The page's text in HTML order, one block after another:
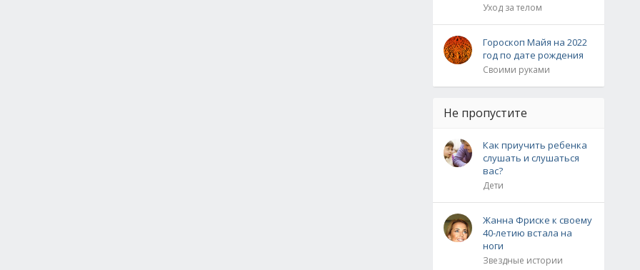
Уход за телом
Гороскоп Майя на 2022
год по дате рождения
Своими руками
Не пропустите
Как приучить ребенка
слушать и слушаться
вас?
Дети
Жанна Фриске к своему
40-летию встала на
ноги
Звездные истории